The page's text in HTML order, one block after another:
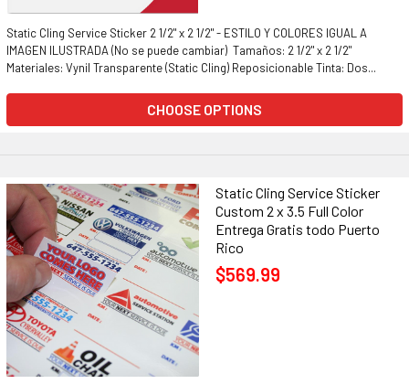
Static Cling Service Sticker 2 1/2" x 2 1/2" - ESTILO Y COLORES IGUAL A
IMAGEN ILUSTRADA (No se puede cambiar) Tamaños: 2 1/2" x 2 1/2"
Materiales: Vynil Transparente (Static Cling) Reposicionable Tinta: Dos...
CHOOSE OPTIONS
Static Cling Service Sticker
Custom 2 x 3.5 Full Color
Entrega Gratis todo Puerto
Rico
$569.99